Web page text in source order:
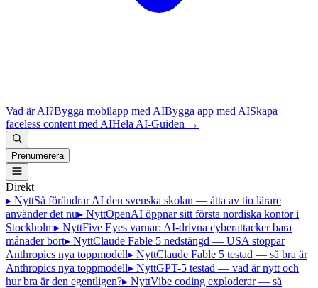
Vad är AI?Bygga mobilapp med AIBygga app med AISkapa
faceless content med AIHela AI-Guiden →
Prenumerera
Direkt
▸ NyttSå förändrar AI den svenska skolan — åtta av tio lärare
använder det nu▸ NyttOpenAI öppnar sitt första nordiska kontor i
Stockholm▸ NyttFive Eyes varnar: AI-drivna cyberattacker bara
månader bort▸ NyttClaude Fable 5 nedstängd — USA stoppar
Anthropics nya toppmodell▸ NyttClaude Fable 5 testad — så bra är
Anthropics nya toppmodell▸ NyttGPT-5 testad — vad är nytt och
hur bra är den egentligen?▸ NyttVibe coding exploderar — så